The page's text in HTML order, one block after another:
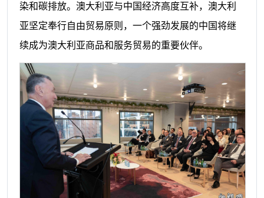
染和碳排放。澳大利亚与中国经济高度互补，澳大利
亚坚定奉行自由贸易原则，一个强劲发展的中国将继
续成为澳大利亚商品和服务贸易的重要伙伴。